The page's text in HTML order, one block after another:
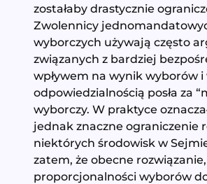
zostałaby drastycznie
Zwolennicy
wyborczych używają często
związanych z bardziej
wpływem na wynik wyborów i
odpowiedzialnością posła za
wyborczy. W praktyce
jednak znaczne ograniczenie
niektórych środowisk w
zatem, że obecne
proporcjonalności wyborów